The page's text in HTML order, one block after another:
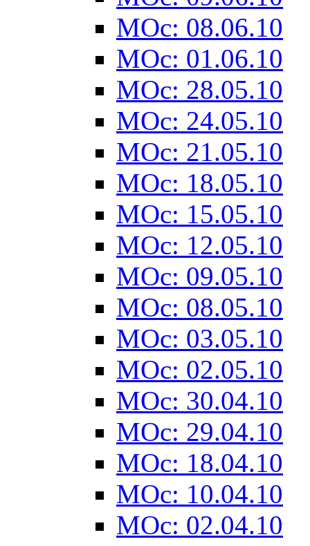
MOc: 08.06.10
MOc: 01.06.10
MOc: 28.05.10
MOc: 24.05.10
MOc: 21.05.10
MOc: 18.05.10
MOc: 15.05.10
MOc: 12.05.10
MOc: 09.05.10
MOc: 08.05.10
MOc: 03.05.10
MOc: 02.05.10
MOc: 30.04.10
MOc: 29.04.10
MOc: 18.04.10
MOc: 10.04.10
MOc: 02.04.10